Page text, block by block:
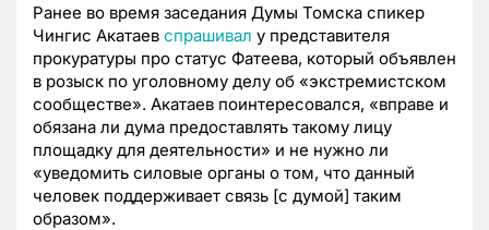
Ранее во время заседания Думы Томска спикер
Чингис Акатаев спрашивал у представителя
прокуратуры про статус Фатеева, который объявлен
в розыск по уголовному делу об «экстремистском
сообществе». Акатаев поинтересовался, «вправе и
обязана ли дума предоставлять такому лицу
площадку для деятельности» и не нужно ли
«уведомить силовые органы о том, что данный
человек поддерживает связь [с думой] таким
образом».